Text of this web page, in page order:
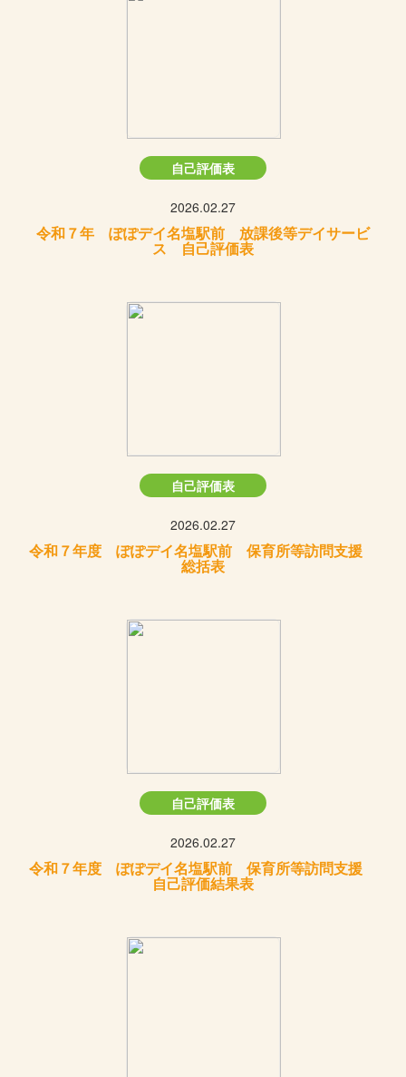
自己評価表
2026.02.27
令和７年 ぽぽデイ名塩駅前 放課後等デイサービ
ス 自己評価表
自己評価表
2026.02.27
令和７年度 ぽぽデイ名塩駅前 保育所等訪問支援
総括表
自己評価表
2026.02.27
令和７年度 ぽぽデイ名塩駅前 保育所等訪問支援
自己評価結果表